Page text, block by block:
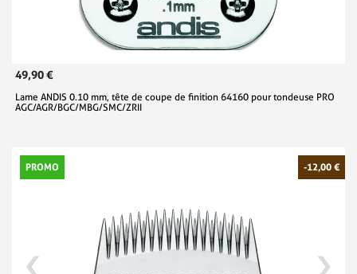
49,90 €
Lame ANDIS 0.10 mm, tête de coupe de finition 64160 pour tondeuse PRO
AGC/AGR/BGC/MBG/SMC/ZRII
PROMO -12,00 €